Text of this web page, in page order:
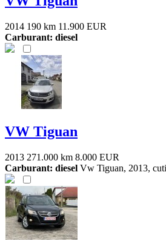
2014 190 km 11.900 EUR
Carburant: diesel
VW Tiguan
2013 271.000 km 8.000 EUR
Carburant: diesel Vw Tiguan, 2013,